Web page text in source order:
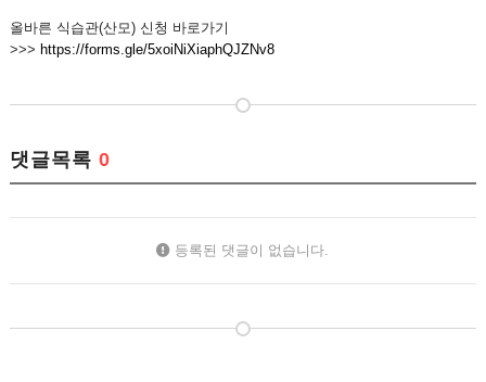
올바른 식습관(산모) 신청 바로가기
>>> https://forms.gle/5xoiNiXiaphQJZNv8
댓글목록0
등록된 댓글이 없습니다.